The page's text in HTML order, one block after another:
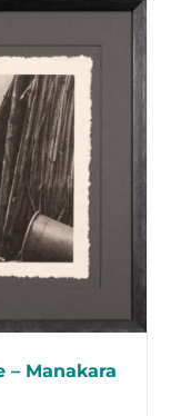
– Manakara